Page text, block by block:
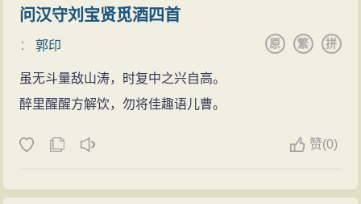
问汉守刘宝贤觅酒四首
：郭印 拼
繁
原
虽无斗量敌山涛，时复中之兴自高。
醉里醒醒方解饮，勿将佳趣语儿曹。
赞(0)